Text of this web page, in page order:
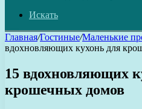
Искать
Главная/Гостиные/Маленькие
вдохновляющих кухонь для
15 вдохновляющих
крошечных домов